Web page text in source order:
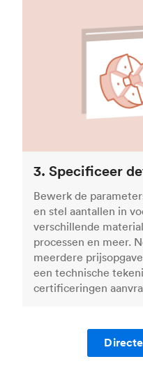
3. Specificeer
Bewerk de
en stel aantallen in
verschillende
processen en meer.
meerdere
een technische
certificeringen